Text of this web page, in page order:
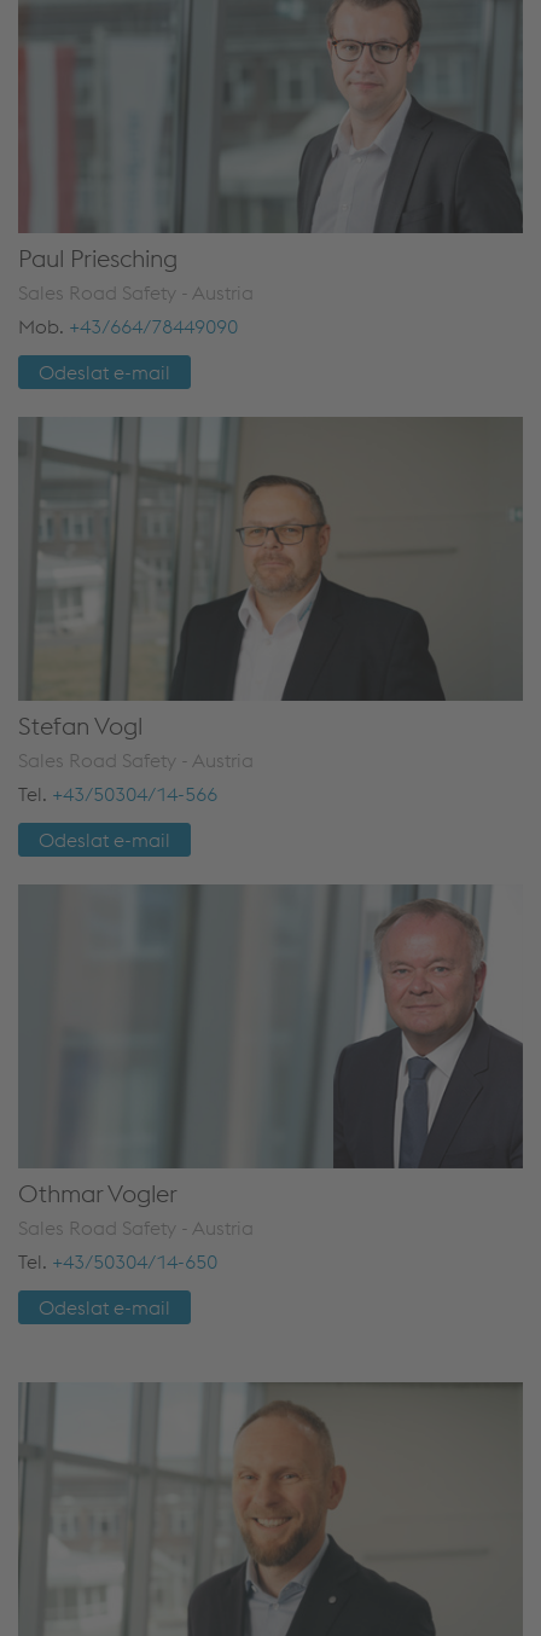
Paul Priesching
Sales Road Safety - Austria
Mob. +43/664/78449090
Odeslat e-mail
Stefan Vogl
Sales Road Safety - Austria
Tel. +43/50304/14-566
Odeslat e-mail
Othmar Vogler
Sales Road Safety - Austria
Tel. +43/50304/14-650
Odeslat e-mail